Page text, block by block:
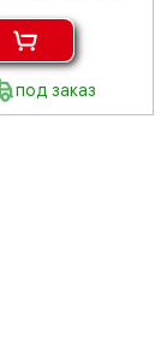
под заказ